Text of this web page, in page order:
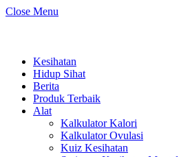
Close Menu
Kesihatan
Hidup Sihat
Berita
Produk Terbaik
Alat
Kalkulator Kalori
Kalkulator Ovulasi
Kuiz Kesihatan